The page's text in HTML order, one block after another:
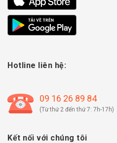
Hotline liên hệ:
09 16 26 89 84
(Từ thứ 2 đến thứ 7: 7h-17h)
Kết nối với chúng tôi